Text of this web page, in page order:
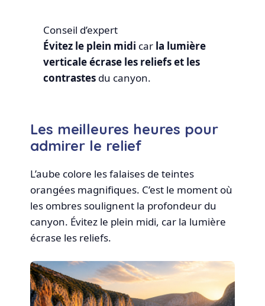
Conseil d’expert
Évitez le plein midi car la lumière
verticale écrase les reliefs et les
contrastesdu canyon.
Les meilleures heures pour
admirer le relief
L’aube colore les falaises de teintes
orangées magnifiques. C’est le moment où
les ombres soulignent la profondeur du
canyon. Évitez le plein midi, car la lumière
écrase les reliefs.